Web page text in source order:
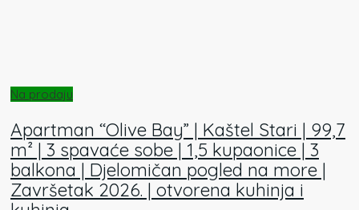
Na prodaju
Apartman “Olive Bay” | Kaštel Stari | 99,7
m² | 3 spavaće sobe | 1,5 kupaonice | 3
balkona | Djelomičan pogled na more |
Završetak 2026. | otvorena kuhinja i